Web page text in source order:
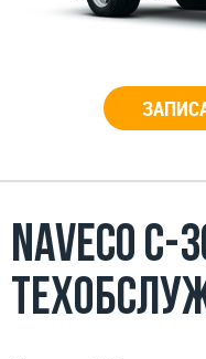
Naveco c-